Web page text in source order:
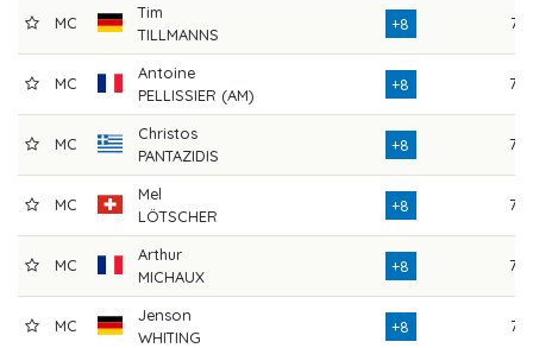
MC
Tim
TILLMANNS
+8 74
MC
Antoine
PELLISSIER (AM)
+8 77
MC
Christos
PANTAZIDIS
+8 72
MC
Mel
LÖTSCHER
+8 76
MC
Arthur
MICHAUX
+8 75
MC
Jenson
WHITING
+8 74